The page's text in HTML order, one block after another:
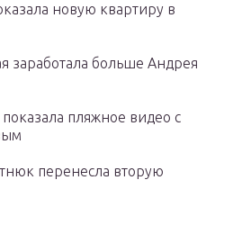
новую квартиру в
заработала больше Андрея
пляжное видео с
перенесла вторую